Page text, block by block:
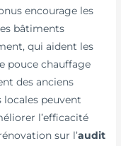
encourage les
bâtiments
qui aident les
pouce chauffage
des anciens
locales peuvent
l’efficacité
sur l’audit